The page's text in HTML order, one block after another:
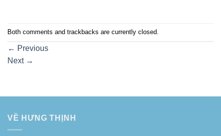
Both comments and trackbacks are currently closed.
← Previous
Next →
VỀ HƯNG THỊNH